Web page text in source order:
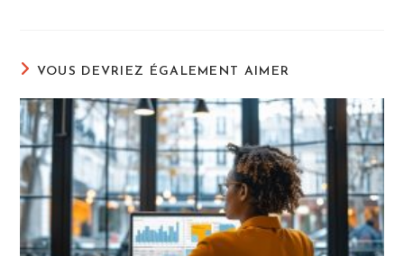
VOUS DEVRIEZ ÉGALEMENT AIMER